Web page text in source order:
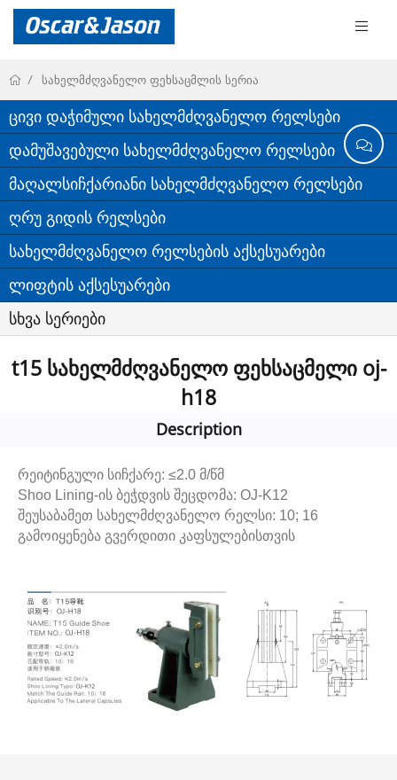
სახელმძღვანელო ფეხსაცმლის სერია
ცივი დაჭიმული სახელმძღვანელო რელსები
დამუშავებული სახელმძღვანელო რელსები
მაღალსიჩქარიანი სახელმძღვანელო რელსები
ღრუ გიდის რელსები
სახელმძღვანელო რელსების აქსესუარები
ლიფტის აქსესუარები
სხვა სერიები
t15 სახელმძღვანელო ფეხსაცმელი oj-
h18
Description
რეიტინგული სიჩქარე: ≤2.0 მ/წმ
Shoo Lining-ის ბეჭდვის შეცდომა: OJ-K12
შეუსაბამეთ სახელმძღვანელო რელსი: 10; 16
გამოიყენება გვერდითი კაფსულებისთვის